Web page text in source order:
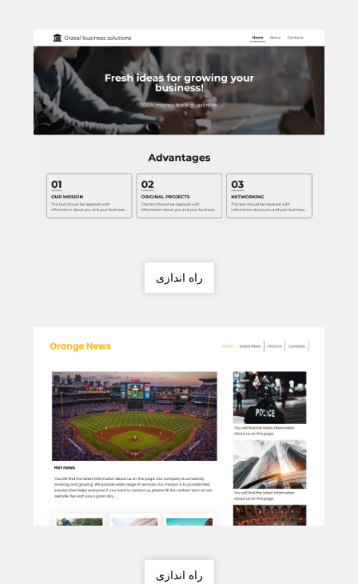
راه اندازی
راه اندازی